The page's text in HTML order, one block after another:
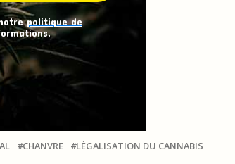
notrepolitique de
CHANVRE LÉGALISATION DU CANNABIS